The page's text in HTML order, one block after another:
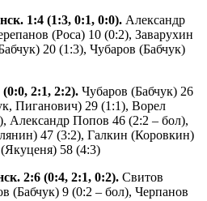
1:4 (1:3, 0:1, 0:0). Александр
(Роса) 10 (0:2), Заварухин
20 (1:3), Чубаров (Бабчук)
2:1, 2:2). Чубаров (Бабчук) 26
Пиганович) 29 (1:1), Ворел
Александр Попов 46 (2:2 – бол),
47 (3:2), Галкин (Коровкин)
58 (4:3)
2:6 (0:4, 2:1, 0:2). Свитов
(Бабчук) 9 (0:2 – бол), Черпанов